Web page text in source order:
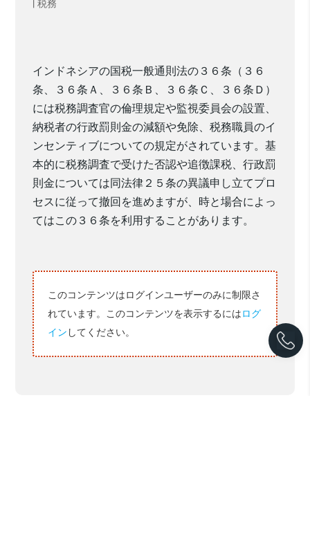
|税務
インドネシアの国税一般通則法の３６条 （３６
条、３６条Ａ、３６条 Ｂ 、 ３６条Ｃ 、３６条Ｄ ）
には税務調査官の倫理規定や監視委員会の設置、
納税者の行政罰則金の減額や免除、税務職員のイ
ンセンティブについての規定がされています。基
本的に税務調査で受けた否認や追徴課税、行政罰
則金については同法律２５条の異議申し立てプロ
セスに従って撤回を進めますが、時と場合によっ
てはこの３６条を利用することがあります。
このコンテンツはログインユーザーのみに制限さ
れています。このコンテンツを表示するにはログ
イン してください。